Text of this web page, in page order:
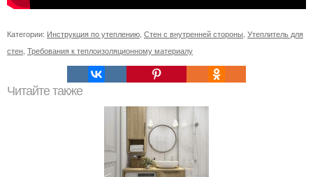
Категории: Инструкция по утеплению Стен с внутренней стороны Утеплитель для
стен Требования к теплоизоляционному материалу
Читайте также